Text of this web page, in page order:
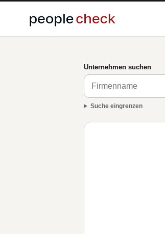
Unternehmen suchen
Suche eingrenzen